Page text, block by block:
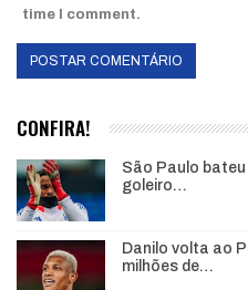
time I comment.
CONFIRA!
São Paulo
goleiro…
Danilo volta ao
milhões de…